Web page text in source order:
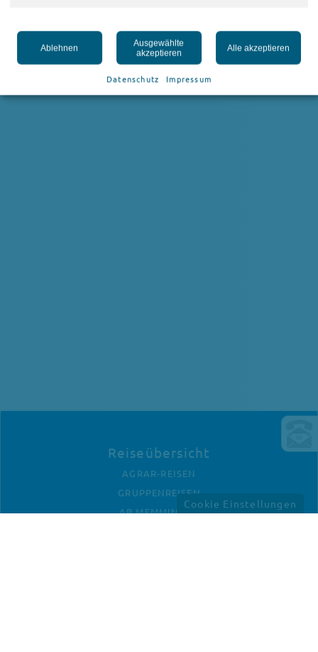
Reiseübersicht
AGRAR-REISEN
GRUPPENREISEN
AB MEMMINGEN
Ablehnen
Ausgewählte
akzeptieren
Alle akzeptieren
Datenschutz Impressum
Cookie Einstellungen